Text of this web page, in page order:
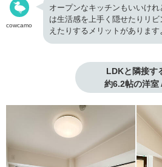
cowcamo
オープンなキッチンもいいけ
は生活感を上手く隠せたりリ
えたりするメリットがあります
LDKと隣接す
約6.2帖の洋室